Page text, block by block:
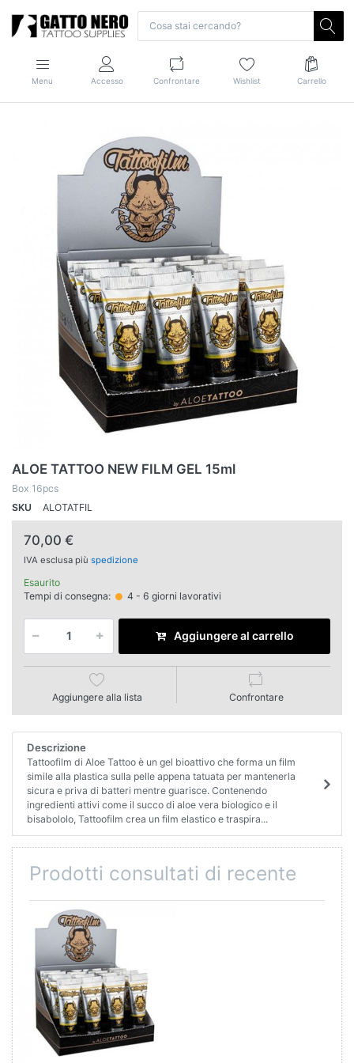
Menu Accesso Confrontare Wishlist Carrello
ALOE TATTOO NEW FILM GEL 15ml
Box 16pcs
SKU
ALOTATFIL
70,00 €
IVA esclusa più spedizione
Esaurito
Tempi di consegna:
4 - 6 giorni lavorativi
Aggiungere al carrello
Aggiungere alla lista Confrontare
Descrizione
Tattoofilm di Aloe Tattoo è un gel bioattivo che forma un film
simile alla plastica sulla pelle appena tatuata per mantenerla
sicura e priva di batteri mentre guarisce. Contenendo
ingredienti attivi come il succo di aloe vera biologico e il
bisabololo, Tattoofilm crea un film elastico e traspira...
Prodotti consultati di recente